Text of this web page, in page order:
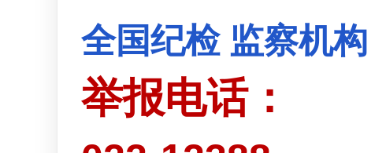
全国纪检 监察机构
举报电话：